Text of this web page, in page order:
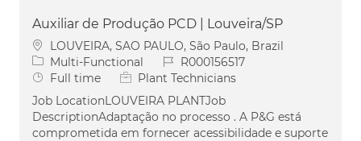
Auxiliar de Produção PCD | Louveira/SP
Location
LOUVEIRA, SAO PAULO, São Paulo, Brazil
Category
Multi-Functional Job IdR000156517
Job Type
Full time
Plant Technicians
Job LocationLOUVEIRA PLANTJob
DescriptionAdaptação no processo . A P&G está
comprometida em fornecer acessibilidade e suporte